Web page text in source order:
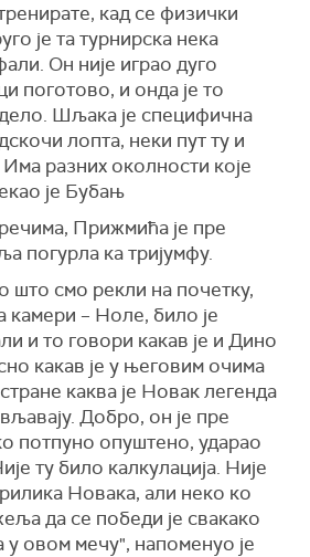
кад се физички
је та турнирска нека
Он није играо дуго
поготово, и онда је то
Шљака је специфична
лопта, неки пут ту и
разних околности које
је Бубањ
Прижмића је пре
погурла ка тријумфу.
што смо рекли на почетку,
камери – Ноле, било је
и то говори какав је и Дино
какав је у његовим очима
каква је Новак легенда
Добро, он је пре
потпуно опуштено, ударао
ту било калкулација. Није
Новака, али неко ко
да се победи је свакако
у овом мечу", напоменуо је